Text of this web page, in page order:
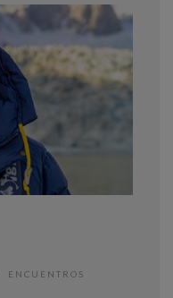
ENCUENTROS